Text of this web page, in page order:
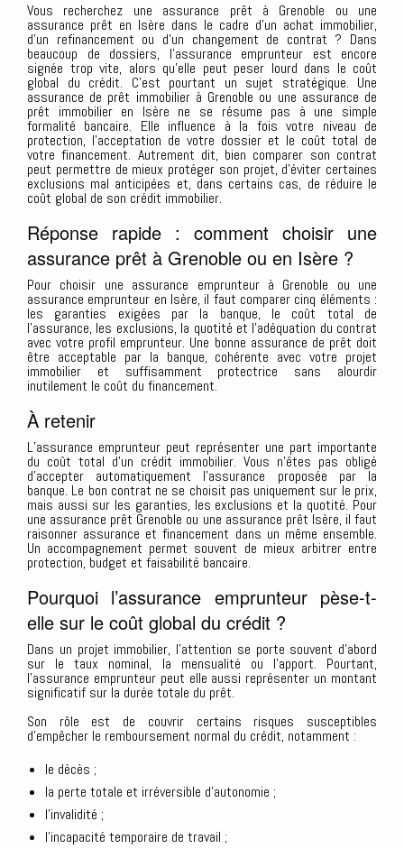
Vous recherchez une assurance prêt à Grenoble ou une
assurance prêt en Isère dans le cadre d’un achat immobilier,
d’un refinancement ou d’un changement de contrat ? Dans
beaucoup de dossiers, l’assurance emprunteur est encore
signée trop vite, alors qu’elle peut peser lourd dans le coût
global du crédit. C’est pourtant un sujet stratégique. Une
assurance de prêt immobilier à Grenoble ou une assurance de
prêt immobilier en Isère ne se résume pas à une simple
formalité bancaire. Elle influence à la fois votre niveau de
protection, l’acceptation de votre dossier et le coût total de
votre financement. Autrement dit, bien comparer son contrat
peut permettre de mieux protéger son projet, d’éviter certaines
exclusions mal anticipées et, dans certains cas, de réduire le
coût global de son crédit immobilier.
Réponse rapide : comment choisir une
assurance prêt à Grenoble ou en Isère ?
Pour choisir une assurance emprunteur à Grenoble ou une
assurance emprunteur en Isère, il faut comparer cinq éléments :
les garanties exigées par la banque, le coût total de
l’assurance, les exclusions, la quotité et l’adéquation du contrat
avec votre profil emprunteur. Une bonne assurance de prêt doit
être acceptable par la banque, cohérente avec votre projet
immobilier et suffisamment protectrice sans alourdir
inutilement le coût du financement.
À retenir
L’assurance emprunteur peut représenter une part importante
du coût total d’un crédit immobilier. Vous n’êtes pas obligé
d’accepter automatiquement l’assurance proposée par la
banque. Le bon contrat ne se choisit pas uniquement sur le prix,
mais aussi sur les garanties, les exclusions et la quotité. Pour
une assurance prêt Grenoble ou une assurance prêt Isère, il faut
raisonner assurance et financement dans un même ensemble.
Un accompagnement permet souvent de mieux arbitrer entre
protection, budget et faisabilité bancaire.
Pourquoi l’assurance emprunteur pèse-t-
elle sur le coût global du crédit ?
Dans un projet immobilier, l’attention se porte souvent d’abord
sur le taux nominal, la mensualité ou l’apport. Pourtant,
l’assurance emprunteur peut elle aussi représenter un montant
significatif sur la durée totale du prêt.
Son rôle est de couvrir certains risques susceptibles
d’empêcher le remboursement normal du crédit, notamment :
le décès ;
la perte totale et irréversible d’autonomie ;
l’invalidité ;
l’incapacité temporaire de travail ;